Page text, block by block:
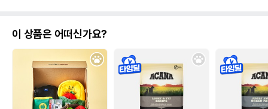
이 상품은 어떠신가요?